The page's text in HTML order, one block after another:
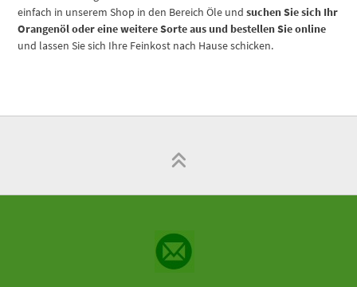
einfach in unserem Shop in den Bereich Öle undsuchen Sie sich Ihr
Orangenöl oder eine weitere Sorte aus und bestellen Sie online
und lassen Sie sich Ihre Feinkost nach Hause schicken.